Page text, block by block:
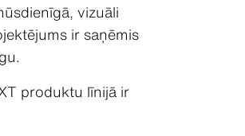
vizuāli
ir saņēmis
produktu līnijā ir